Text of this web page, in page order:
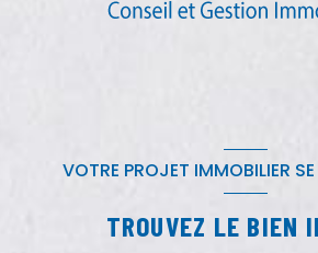
VOTRE PROJET IMMOBILIER
TROUVEZ LE BIEN